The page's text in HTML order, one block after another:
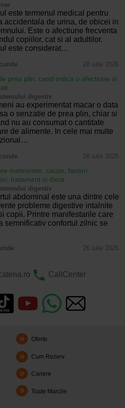
este termenul medical pentru
accidentala de urina, de obicei in
Este o afectiune frecventa
copiilor, cat si al adultilor.
este considerat…
28 iulie 2026
prea plin: cand indica o afectiune si
digestiv
au experimentat macar o data
o senzatie de prea plin, chiar si
nu au consumat o cantitate
de alimente. In cele mai multe
26 iulie 2026
meteorism: cauze, factori
tratament si dieta
digestiv
abdominal este una dintre cele
probleme digestive intalnite
copii. Printre manifestarile care
semnificativ confortul zilnic se
26 iulie 2026
CallCenter
Oferte
Cum Rezerv
Cariere
Toate Marcile